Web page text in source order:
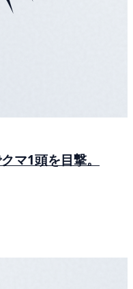
マ1頭を目撃。